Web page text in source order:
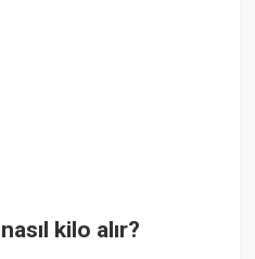
kilo alır?